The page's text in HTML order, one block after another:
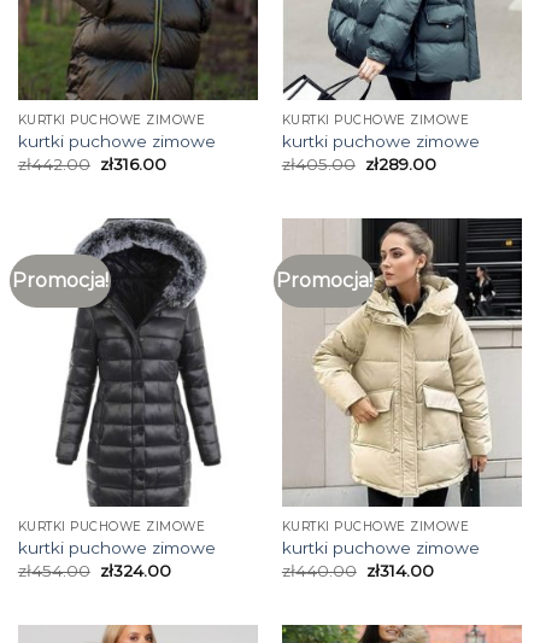
KURTKI PUCHOWE ZIMOWE
kurtki puchowe zimowe
zł442.00 zł316.00
KURTKI PUCHOWE ZIMOWE
kurtki puchowe zimowe
zł405.00 zł289.00
Promocja!
KURTKI PUCHOWE ZIMOWE
kurtki puchowe zimowe
zł454.00 zł324.00
Promocja!
KURTKI PUCHOWE ZIMOWE
kurtki puchowe zimowe
zł440.00 zł314.00